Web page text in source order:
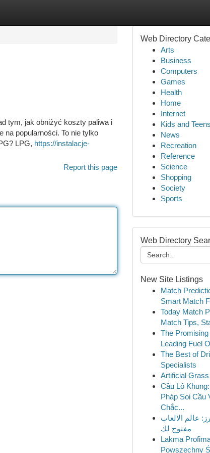
tym, jak obniżyć koszty paliwa i
na popularności. To nie tylko
LPG, https://instalacje-
Report this page
Web Directory
Arts
Business
Computers
Games
Health
Home
Internet
Kids and Teens
News
Recreation
Reference
Science
Shopping
Society
Sports
Web Directory
New Site Listings
Match
Smart Match
Today Match
Match Tips,
The
Leading Fuel
The Best of
Specialists
Artificial
Cầu Lô
Pháp Soi Cầu
Chắc...
عالم الالعاب
مفتوح لك
Lakma
Powszechny